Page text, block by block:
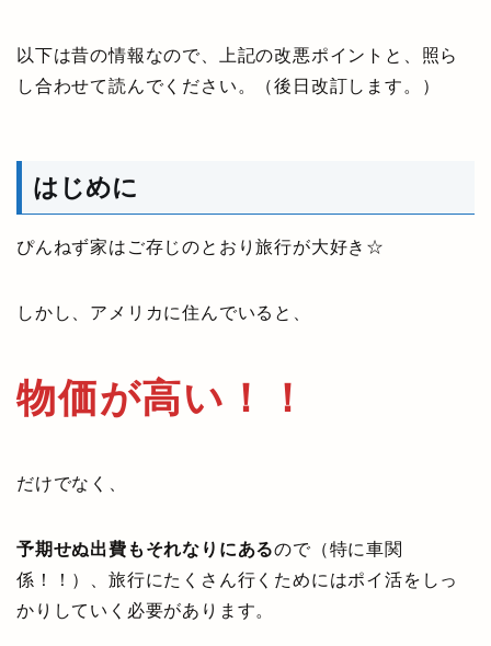
以下は昔の情報なので、上記の改悪ポイントと、照ら
し合わせて読んでください。（後日改訂します。）
はじめに
ぴんねず家はご存じのとおり旅行が大好き☆
しかし、アメリカに住んでいると、
物価が高い！！
だけでなく、
予期せぬ出費もそれなりにあるので（特に車関
係！！）、旅行にたくさん行くためにはポイ活をしっ
かりしていく必要があります。